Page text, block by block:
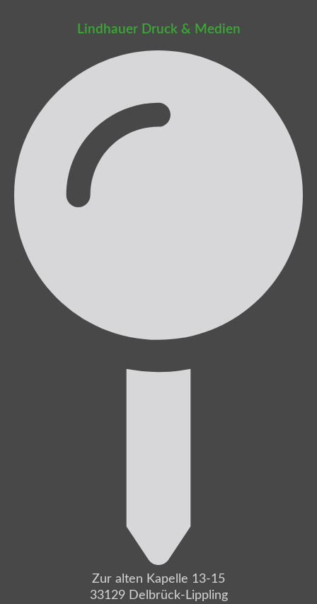
Lindhauer Druck & Medien
Zur alten Kapelle 13-15
33129 Delbrück-Lippling